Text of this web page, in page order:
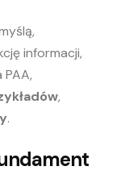
informacji,
,
.